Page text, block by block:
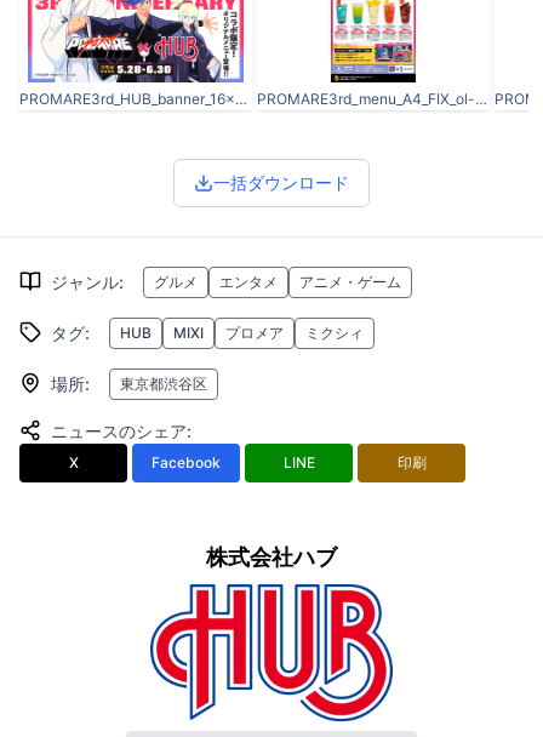
PROMARE3rd_HUB_banner_16x9.png PROMARE3rd_menu_A4_FIX_ol-裏.jpg
一括ダウンロード
ジャンル: グルメ エンタメ アニメ・ゲーム
タグ: HUB MIXI プロメア ミクシィ
場所: 東京都渋谷区
ニュースのシェア:
X Facebook LINE 印刷
株式会社ハブ